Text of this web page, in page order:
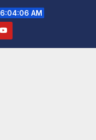
6:04:07 AM